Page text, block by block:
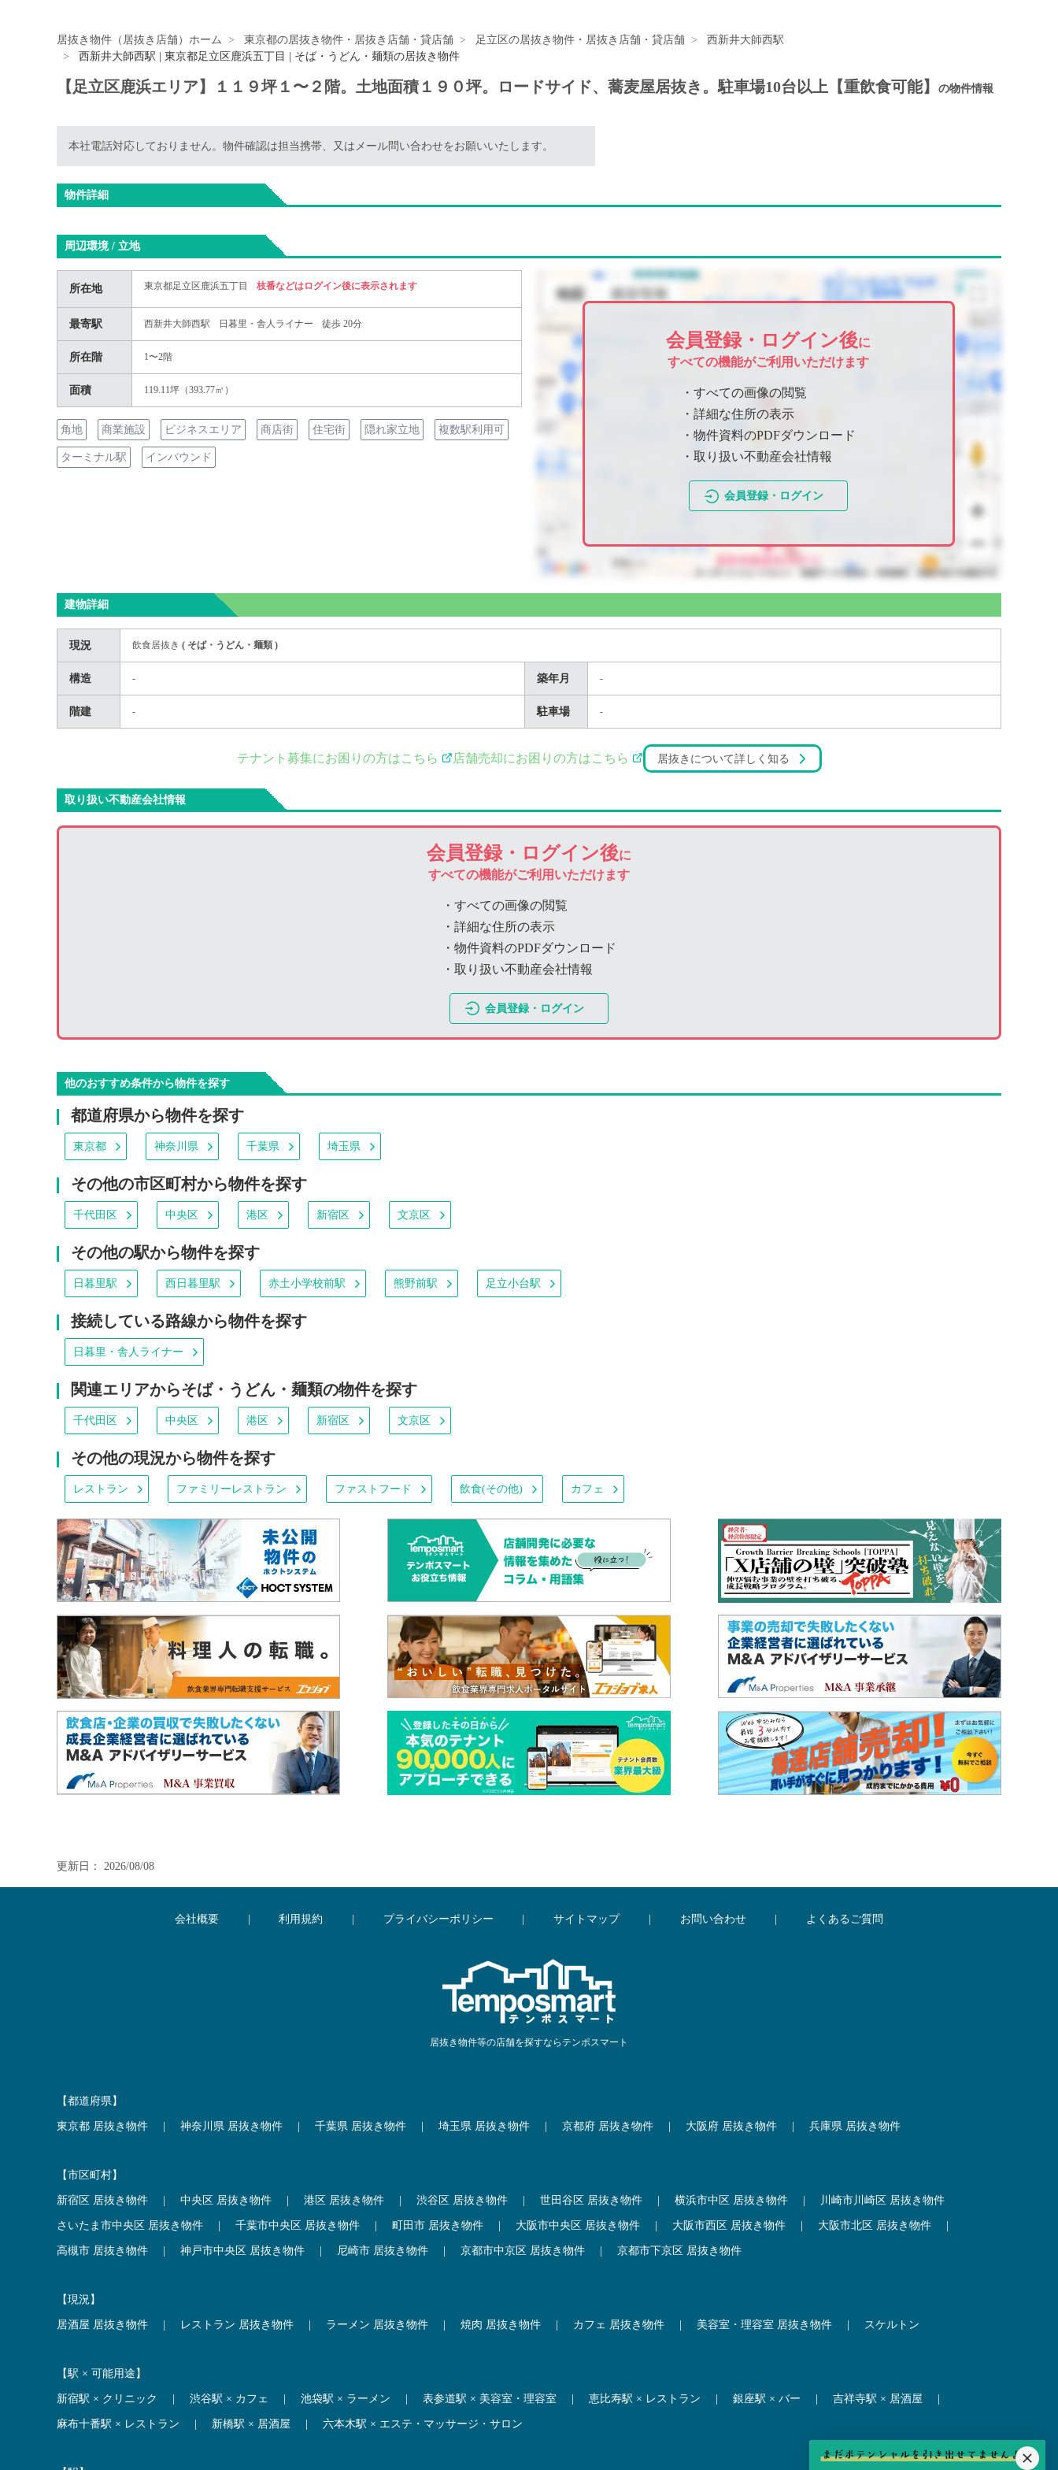
居抜き物件（居抜き店舗）ホーム 東京都の居抜き物件・居抜き店舗・貸店舗 足立区の居抜き物件・居抜き店舗・貸店舗
西新井大師西駅
西新井大師西駅 | 東京都足立区鹿浜五丁目 | そば・うどん・麺類の居抜き物件
【足立区鹿浜エリア】１１９坪１〜２階。土地面積１９０坪。ロードサイド、蕎麦屋居抜き。駐車場10台以上【重飲食可能】 の物件情報
本社電話対応しておりません。物件確認は担当携帯、又はメール問い合わせをお願いいたします。
物件詳細
周辺環境 / 立地
所在地 東京都足立区鹿浜五丁目 枝番などはログイン後に表示されます
最寄駅 西新井大師西駅 日暮里・舎人ライナー 徒歩 20分
所在階 1〜2階
面積 119.11坪（393.77㎡）
角地 商業施設 ビジネスエリア 商店街 住宅街 隠れ家立地 複数駅利用可
ターミナル駅 インバウンド
会員登録・ログイン後に
すべての機能がご利用いただけます
・すべての画像の閲覧
・詳細な住所の表示
・物件資料のPDFダウンロード
・取り扱い不動産会社情報
会員登録・ログイン
建物詳細
現況 飲食居抜き ( そば・うどん・麺類 )
構造 - 築年月 -
階建 - 駐車場 -
テナント募集にお困りの方はこちら 店舗売却にお困りの方はこちら 居抜きについて詳しく知る
取り扱い不動産会社情報
会員登録・ログイン後に
すべての機能がご利用いただけます
・すべての画像の閲覧
・詳細な住所の表示
・物件資料のPDFダウンロード
・取り扱い不動産会社情報
会員登録・ログイン
他のおすすめ条件から物件を探す
都道府県から物件を探す
東京都 神奈川県 千葉県 埼玉県
その他の市区町村から物件を探す
千代田区 中央区 港区 新宿区 文京区
その他の駅から物件を探す
日暮里駅 西日暮里駅 赤土小学校前駅 熊野前駅 足立小台駅
接続している路線から物件を探す
日暮里・舎人ライナー
関連エリアからそば・うどん・麺類の物件を探す
千代田区 中央区 港区 新宿区 文京区
その他の現況から物件を探す
レストラン ファミリーレストラン ファストフード 飲食(その他) カフェ
更新日： 2026/08/08
会社概要 利用規約 プライバシーポリシー サイトマップ お問い合わせ よくあるご質問
居抜き物件等の店舗を探すならテンポスマート
【都道府県】
東京都 居抜き物件 神奈川県 居抜き物件 千葉県 居抜き物件 埼玉県 居抜き物件 京都府 居抜き物件 大阪府 居抜き物件 兵庫県 居抜き物件
【市区町村】
新宿区 居抜き物件 中央区 居抜き物件 港区 居抜き物件 渋谷区 居抜き物件 世田谷区 居抜き物件 横浜市中区 居抜き物件 川崎市川崎区 居抜き物件
さいたま市中央区 居抜き物件 千葉市中央区 居抜き物件 町田市 居抜き物件 大阪市中央区 居抜き物件 大阪市西区 居抜き物件 大阪市北区 居抜き物件
高槻市 居抜き物件 神戸市中央区 居抜き物件 尼崎市 居抜き物件 京都市中京区 居抜き物件 京都市下京区 居抜き物件
【現況】
居酒屋 居抜き物件 レストラン 居抜き物件 ラーメン 居抜き物件 焼肉 居抜き物件 カフェ 居抜き物件 美容室・理容室 居抜き物件 スケルトン
【駅 × 可能用途】
新宿駅 × クリニック 渋谷駅 × カフェ 池袋駅 × ラーメン 表参道駅 × 美容室・理容室 恵比寿駅 × レストラン 銀座駅 × バー 吉祥寺駅 × 居酒屋
麻布十番駅 × レストラン 新橋駅 × 居酒屋 六本木駅 × エステ・マッサージ・サロン